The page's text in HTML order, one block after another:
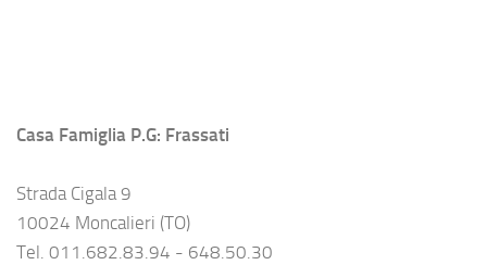
Casa Famiglia P.G: Frassati
Strada Cigala 9
10024 Moncalieri (TO)
Tel. 011.682.83.94 - 648.50.30